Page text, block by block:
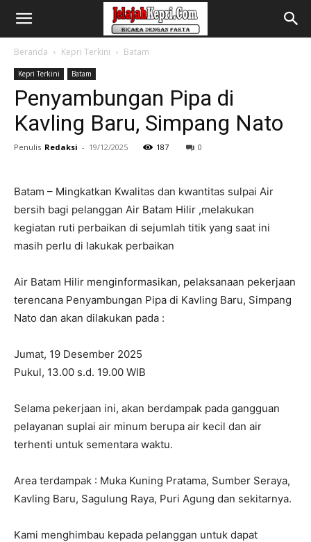
Beranda Kepri Terkini Batam
Kepri Terkini Batam
Penyambungan Pipa di
Kavling Baru, Simpang Nato
Penulis Redaksi - 19/12/2025 187 0
Batam – Mingkatkan Kwalitas dan kwantitas sulpai Air
bersih bagi pelanggan Air Batam Hilir ,melakukan
kegiatan ruti perbaikan di sejumlah titik yang saat ini
masih perlu di lakukak perbaikan
Air Batam Hilir menginformasikan, pelaksanaan pekerjaan
terencana Penyambungan Pipa di Kavling Baru, Simpang
Nato dan akan dilakukan pada :
Jumat, 19 Desember 2025
Pukul, 13.00 s.d. 19.00 WIB
Selama pekerjaan ini, akan berdampak pada gangguan
pelayanan suplai air minum berupa air kecil dan air
terhenti untuk sementara waktu.
Area terdampak : Muka Kuning Pratama, Sumber Seraya,
Kavling Baru, Sagulung Raya, Puri Agung dan sekitarnya.
Kami menghimbau kepada pelanggan untuk dapat